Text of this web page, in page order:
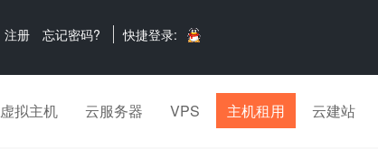
注册 忘记密码? 快捷登录:
虚拟主机 云服务器 VPS 主机租用 云建站